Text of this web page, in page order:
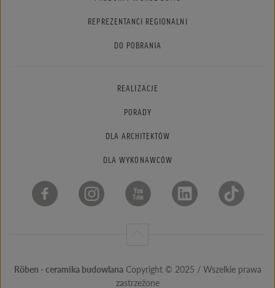
REPREZENTANCI REGIONALNI
DO POBRANIA
REALIZACJE
PORADY
DLA ARCHITEKTÓW
DLA WYKONAWCÓW
Röben - ceramika budowlana Copyright © 2025 / Wszelkie prawa
zastrzeżone